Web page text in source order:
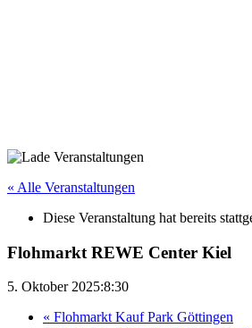
« Alle Veranstaltungen
Diese Veranstaltung hat bereits
Flohmarkt REWE Center Kiel
5. Oktober 2025:8:30
« Flohmarkt Kauf Park Göttingen